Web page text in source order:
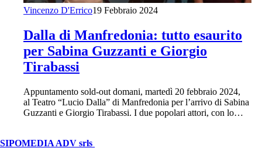
Vincenzo D'Errico19 Febbraio 2024
Dalla di Manfredonia: tutto esaurito
per Sabina Guzzanti e Giorgio
Tirabassi
Appuntamento sold-out domani, martedì 20 febbraio 2024,
al Teatro “Lucio Dalla” di Manfredonia per l’arrivo di Sabina
Guzzanti e Giorgio Tirabassi. I due popolari attori, con lo…
SIPOMEDIA ADV srls